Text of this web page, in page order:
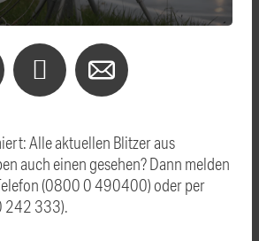
Alle aktuellen Blitzer aus
auch einen gesehen? Dann melden
(0800 0 490400) oder per
242 333).